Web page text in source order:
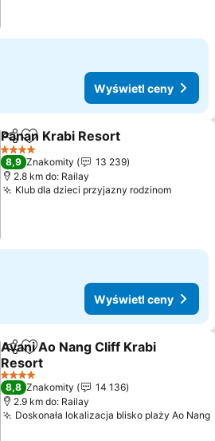
Wyświetl ceny
Udostępnij
Dodaj do ulubionych
Panan Krabi Resort
4 Kategoria
8,9 Znakomity
13 239
2.8 km do: Railay
Klub dla dzieci przyjazny rodzinom
Wyświetl ceny
Udostępnij
Dodaj do ulubionych
Avani Ao Nang Cliff Krabi
Resort
Wyświetl ceny
4 Kategoria
8,8 Znakomity
14 136
2.9 km do: Railay
Doskonała lokalizacja blisko plaży Ao Nang